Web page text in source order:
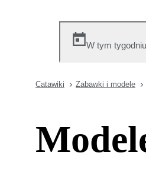
W tym tygodniu
Catawiki Zabawki i modele